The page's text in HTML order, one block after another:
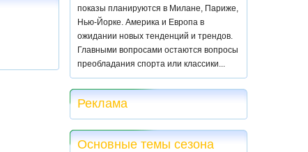
показы планируются в Милане, Париже,
Нью-Йорке. Америка и Европа в
ожидании новых тенденций и трендов.
Главными вопросами остаются вопросы
преобладания спорта или классики...
Реклама
Основные темы сезона